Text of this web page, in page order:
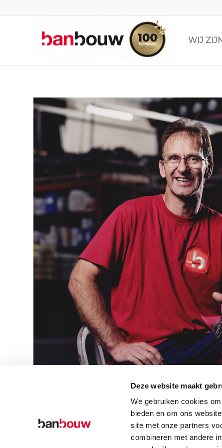
Deze website maakt
We gebruiken cookies
bieden en om ons
site met onze partners
combineren met andere
WIJ